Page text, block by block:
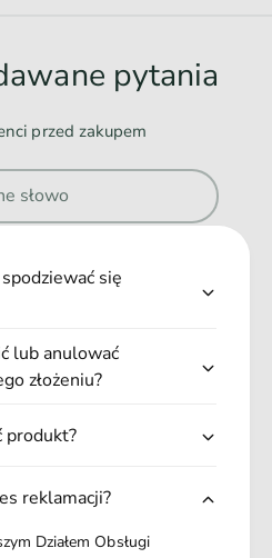
pytania
przed zakupem
słowo
się
lub anulować
złożeniu?
produkt?
reklamacji?
Działem Obsługi